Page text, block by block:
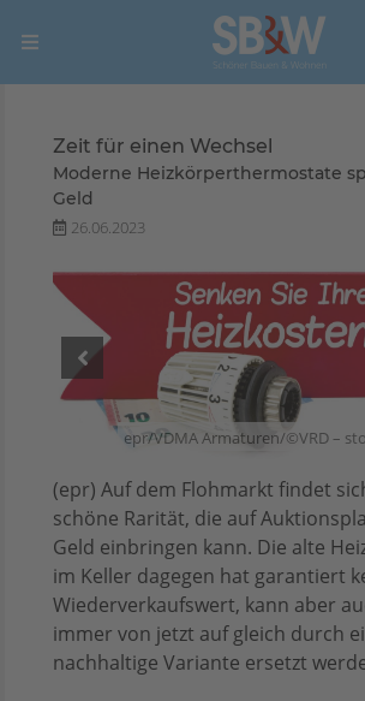
Zeit für einen Wechsel
Moderne Heizkörperthermostate
Geld
26.06.2023
epr/VDMA Armaturen/©VRD –
(epr) Auf dem Flohmarkt findet
schöne Rarität, die auf
Geld einbringen kann. Die alte
im Keller dagegen hat garantiert
Wiederverkaufswert, kann aber
immer von jetzt auf gleich durch
nachhaltige Variante ersetzt